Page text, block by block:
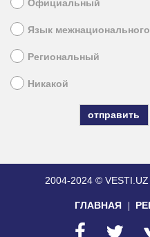
Официальный
Язык
Региональный
Никакой
2004-2024 © VESTI.UZ
ГЛАВНАЯ